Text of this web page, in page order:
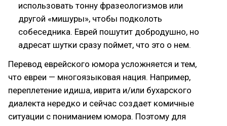
использовать тонну фразеологизмов или
другой «мишуры», чтобы подколоть
собеседника. Еврей пошутит добродушно, но
адресат шутки сразу поймет, что это о нем.
Перевод еврейского юмора усложняется и тем,
что евреи — многоязыковая нация. Например,
переплетение идиша, иврита и/или бухарского
диалекта нередко и сейчас создает комичные
ситуации с пониманием юмора. Поэтому для